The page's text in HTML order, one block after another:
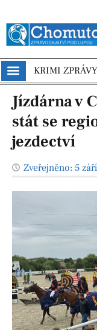
KRIMI ZPRÁVY
Jízdárna v
stát se
jezdectví
Zveřejněno: 5